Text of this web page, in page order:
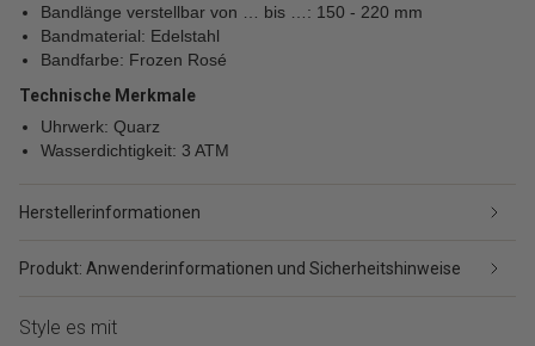
Bandlänge verstellbar von … bis …: 150 - 220 mm
Bandmaterial: Edelstahl
Bandfarbe: Frozen Rosé
Technische Merkmale
Uhrwerk: Quarz
Wasserdichtigkeit: 3 ATM
Herstellerinformationen
Produkt: Anwenderinformationen und Sicherheitshinweise
Style es mit